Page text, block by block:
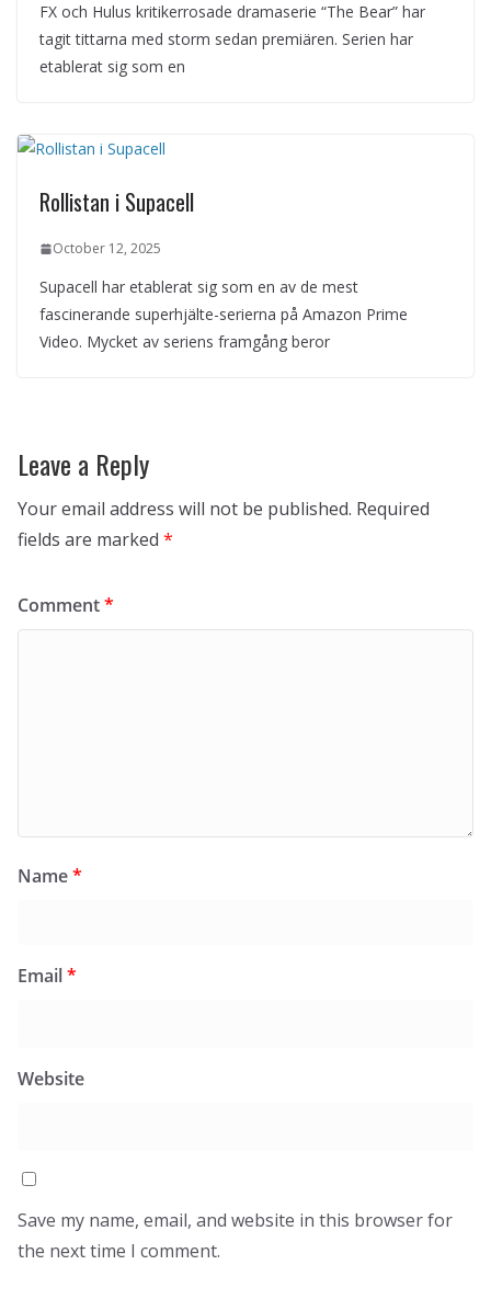
FX och Hulus kritikerrosade dramaserie “The Bear” har
tagit tittarna med storm sedan premiären. Serien har
etablerat sig som en
Rollistan i Supacell
October 12, 2025
Supacell har etablerat sig som en av de mest
fascinerande superhjälte-serierna på Amazon Prime
Video. Mycket av seriens framgång beror
Leave a Reply
Your email address will not be published. Required
fields are marked *
Comment*
Name*
Email*
Website
Save my name, email, and website in this browser for
the next time I comment.